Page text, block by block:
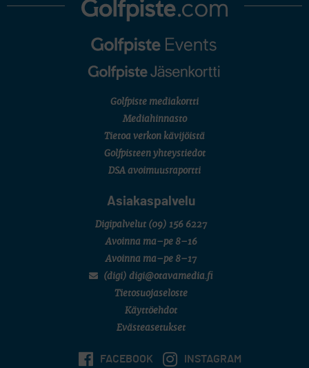
Golfpiste mediakortti
Mediahinnasto
Tietoa verkon kävijöistä
Golfpisteen yhteystiedot
DSA avoimuusraportti
Asiakaspalvelu
Digipalvelut (09) 156 6227
Avoinna ma–pe 8–16
Avoinna ma–pe 8–17
(digi) digi@otavamedia.fi
Tietosuojaseloste
Käyttöehdot
Evästeasetukset
FACEBOOK INSTAGRAM